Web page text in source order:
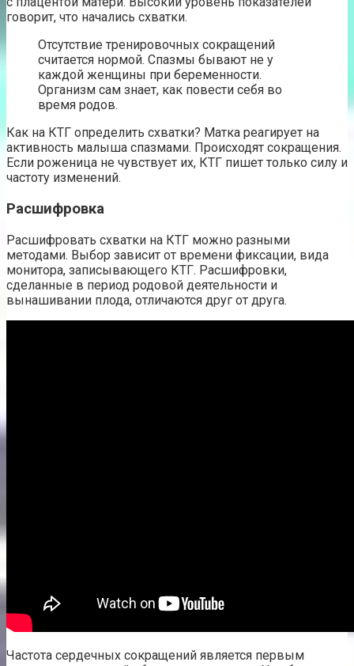
говорит, что начались схватки.
Отсутствие тренировочных сокращений
считается нормой. Спазмы бывают не у
каждой женщины при беременности.
Организм сам знает, как повести себя во
время родов.
Как на КТГ определить схватки? Матка реагирует на
активность малыша спазмами. Происходят сокращения.
Если роженица не чувствует их, КТГ пишет только силу и
частоту изменений.
Расшифровка
Расшифровать схватки на КТГ можно разными
методами. Выбор зависит от времени фиксации, вида
монитора, записывающего КТГ. Расшифровки,
сделанные в период родовой деятельности и
вынашивании плода, отличаются друг от друга.
Частота сердечных сокращений является первым